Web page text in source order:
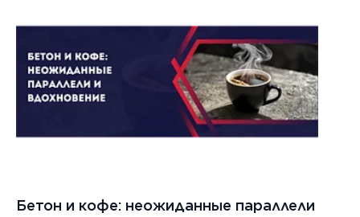
Бетон и кофе: неожиданные параллели